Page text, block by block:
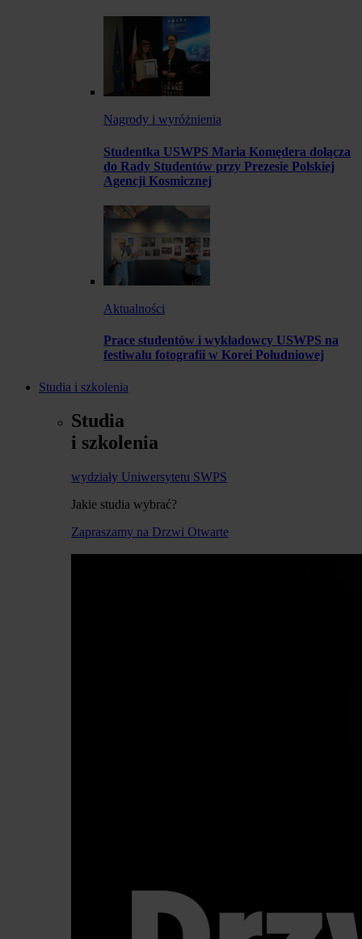
Nagrody i wyróżnienia
Studentka USWPS Maria Komędera dołącza
do Rady Studentów przy Prezesie Polskiej
Agencji Kosmicznej
Aktualności
Prace studentów i wykładowcy USWPS na
festiwalu fotografii w Korei Południowej
Studia i szkolenia
Studia
i szkolenia
wydziały Uniwersytetu SWPS
Jakie studia wybrać?
Zapraszamy na Drzwi Otwarte